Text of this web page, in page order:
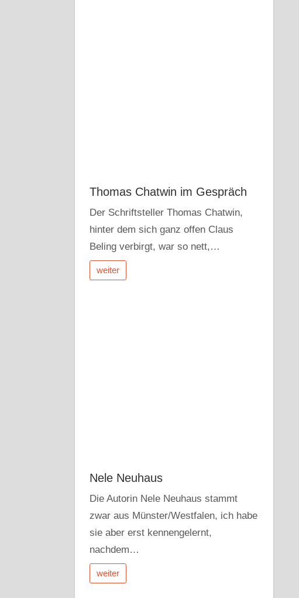
Thomas Chatwin im Gespräch
Der Schriftsteller Thomas Chatwin,
hinter dem sich ganz offen Claus
Beling verbirgt, war so nett,…
weiter
Nele Neuhaus
Die Autorin Nele Neuhaus stammt
zwar aus Münster/Westfalen, ich habe
sie aber erst kennengelernt,
nachdem…
weiter